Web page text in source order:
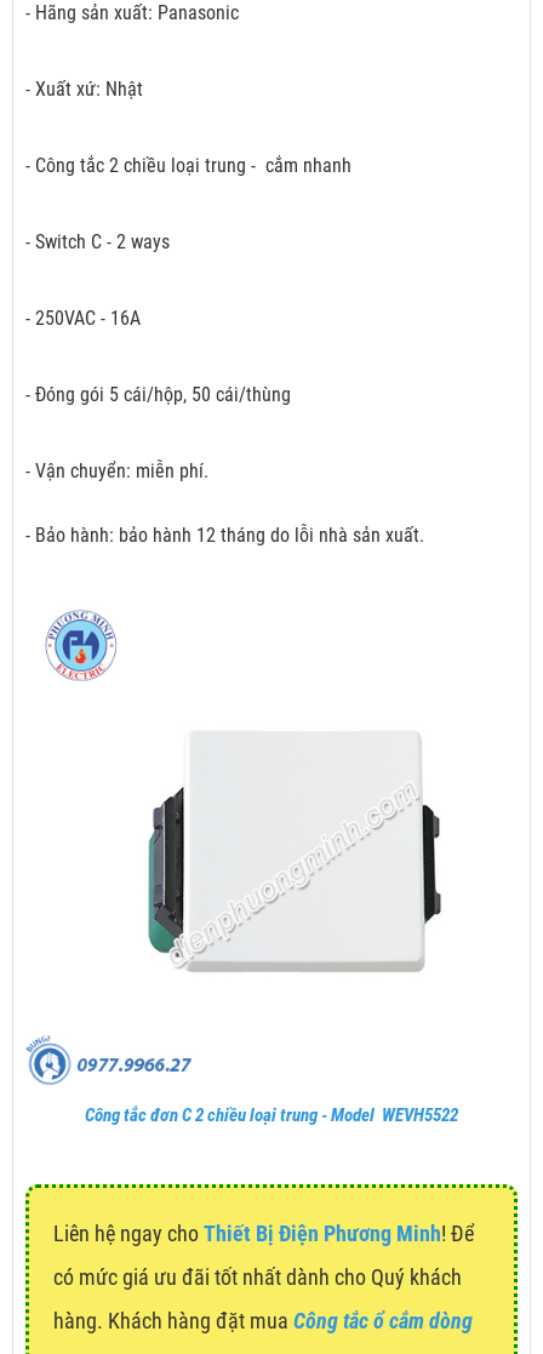
- Hãng sản xuất: Panasonic
- Xuất xứ: Nhật
- Công tắc 2 chiều loại trung - cắm nhanh
- Switch C - 2 ways
- 250VAC - 16A
- Đóng gói 5 cái/hộp, 50 cái/thùng
- Vận chuyển: miễn phí.
- Bảo hành: bảo hành 12 tháng do lỗi nhà sản xuất.
Công tắc đơn C 2 chiều loại trung - Model WEVH5522
Liên hệ ngay choThiết Bị Điện Phương Minh! Để
có mức giá ưu đãi tốt nhất dành cho Quý khách
hàng. Khách hàng đặt mua Công tắc ổ cắm dòng